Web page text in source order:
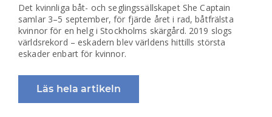
Det kvinnliga båt- och seglingssällskapet She Captain
samlar 3–5 september, för fjärde året i rad, båtfrälsta
kvinnor för en helg i Stockholms skärgård. 2019 slogs
världsrekord – eskadern blev världens hittills största
eskader enbart för kvinnor.
Läs hela artikeln